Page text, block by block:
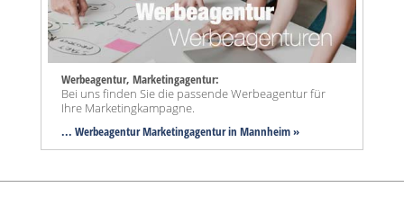
Werbeagentur, Marketingagentur:
Bei uns finden Sie die passende Werbeagentur für
Ihre Marketingkampagne.
... Werbeagentur Marketingagentur in Mannheim »